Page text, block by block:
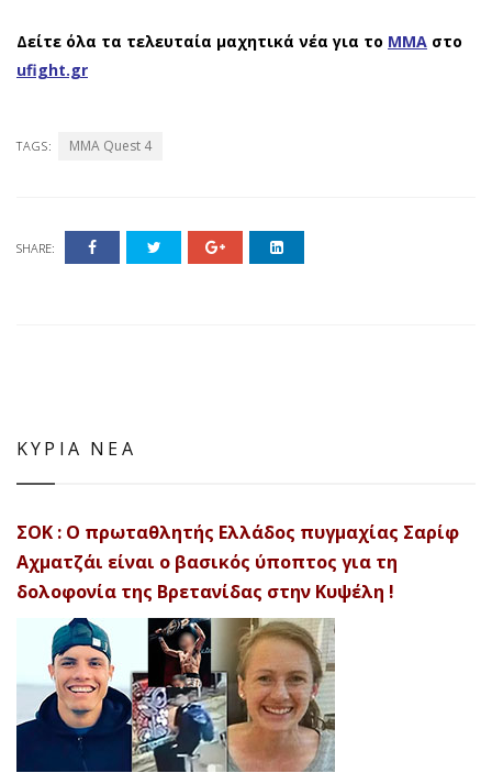
Δείτε όλα τα τελευταία μαχητικά νέα για το ΜΜΑ στο
ufight.gr
TAGS: MMA Quest 4
SHARE:
ΚΥΡΙΑ ΝΕΑ
ΣΟΚ : Ο πρωταθλητής Ελλάδος πυγμαχίας Σαρίφ
Αχματζάι είναι ο βασικός ύποπτος για τη
δολοφονία της Βρετανίδας στην Κυψέλη !